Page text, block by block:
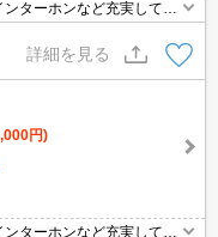
ターホンなど充実してい
ゼット・シューズボック
しやすく便利です。共用
ど様々な設備やサービ
詳細を見る
円)
ターホンなど充実してい